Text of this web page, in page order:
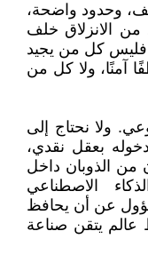
وحدود واضحة،
من الانزلاق خلف
فليس كل من يجيد
آمنًا، ولا كل من
ولا نحتاج إلى
بعقل نقدي،
من الذوبان داخل
الاصطناعي
عن أن يحافظ
عالم يتقن صناعة